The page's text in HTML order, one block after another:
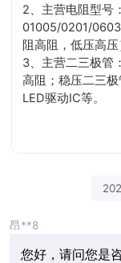
2、主营电阻型号：
01005/0201/
阻高阻，低压高压
3、主营二三极管
高阻；稳压二三极
LED驱动IC等。
昂**8
您好，请问您是